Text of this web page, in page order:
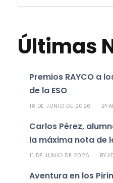
Últimas
Premios RAYCO a
de la ESO
18 DE JUNIO DE 2026 BY
Carlos Pérez,
la máxima nota de
11 DE JUNIO DE 2026 BY
Aventura en los